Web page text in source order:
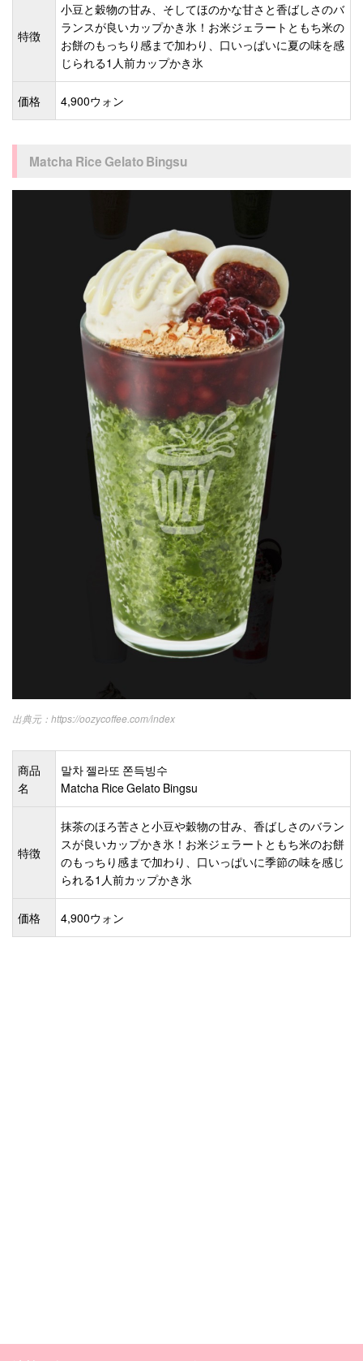
特徴
小豆と穀物の甘み、そしてほのかな甘さと香ばしさのバ
ランスが良いカップかき氷！お米ジェラートともち米の
お餅のもっちり感まで加わり、口いっぱいに夏の味を感
じられる1人前カップかき氷
価格 4,900ウォン
Matcha Rice Gelato Bingsu
https://oozycoffee.com/index
商品
名
말차 젤라또 쫀득빙수
Matcha Rice Gelato Bingsu
特徴
抹茶のほろ苦さと小豆や穀物の甘み、香ばしさのバラン
スが良いカップかき氷！お米ジェラートともち米のお餅
のもっちり感まで加わり、口いっぱいに季節の味を感じ
られる1人前カップかき氷
価格 4,900ウォン